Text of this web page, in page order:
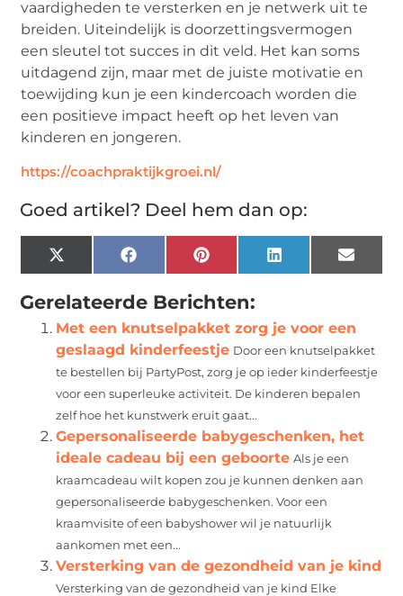
vaardigheden te versterken en je netwerk uit te
breiden. Uiteindelijk is doorzettingsvermogen
een sleutel tot succes in dit veld. Het kan soms
uitdagend zijn, maar met de juiste motivatie en
toewijding kun je een kindercoach worden die
een positieve impact heeft op het leven van
kinderen en jongeren.
https://coachpraktijkgroei.nl/
Goed artikel? Deel hem dan op:
X
(Twitter)
FacebookPinterest LinkedIn Email
Gerelateerde Berichten:
Met een knutselpakket zorg je voor een
geslaagd kinderfeestje Door een knutselpakket
te bestellen bij PartyPost, zorg je op ieder kinderfeestje
voor een superleuke activiteit. De kinderen bepalen
zelf hoe het kunstwerk eruit gaat...
Gepersonaliseerde babygeschenken, het
ideale cadeau bij een geboorte Als je een
kraamcadeau wilt kopen zou je kunnen denken aan
gepersonaliseerde babygeschenken. Voor een
kraamvisite of een babyshower wil je natuurlijk
aankomen met een...
Versterking van de gezondheid van je kind
Versterking van de gezondheid van je kind Elke